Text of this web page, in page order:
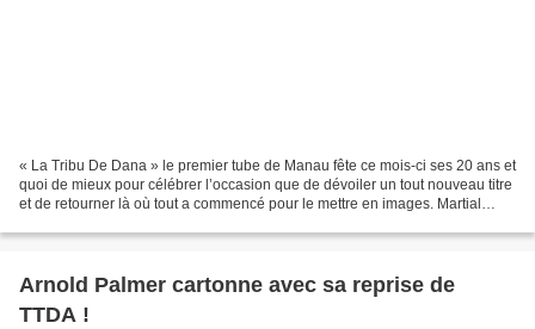
« La Tribu De Dana » le premier tube de Manau fête ce mois-ci ses 20 ans et
quoi de mieux pour célébrer l’occasion que de dévoiler un tout nouveau titre
et de retourner là où tout a commencé pour le mettre en images. Martial
Arnold Palmer cartonne avec sa reprise de
TTDA !